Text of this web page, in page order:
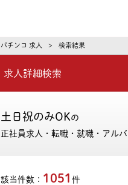
パチンコ 求人 > 検索結果
求人詳細検索
土日祝のみOKの
正社員求人・転職・就職・アル
該当件数： 1051 件